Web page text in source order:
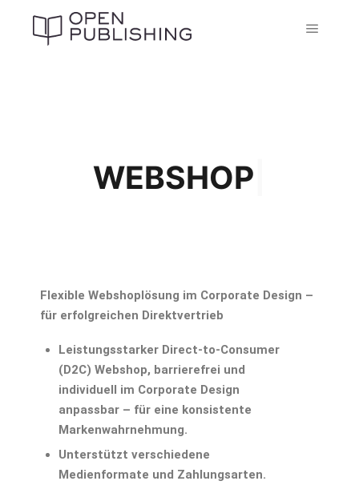
WEBSHOP
Flexible Webshoplösung im Corporate Design –
für erfolgreichen Direktvertrieb
Leistungsstarker Direct-to-Consumer
(D2C) Webshop, barrierefrei und
individuell im Corporate Design
anpassbar – für eine konsistente
Markenwahrnehmung.
Unterstützt verschiedene
Medienformate und Zahlungsarten.